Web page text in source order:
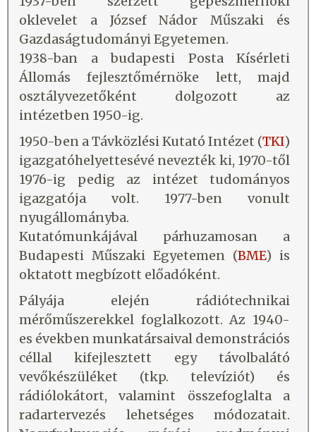
oklevelet a József Nádor Műszaki és
Gazdaságtudományi Egyetemen.
1938-ban a budapesti Posta Kísérleti
Állomás fejlesztőmérnöke lett, majd
osztályvezetőként dolgozott az
intézetben 1950-ig.
1950-ben a Távközlési Kutató Intézet (TKI)
igazgatóhelyettesévé nevezték ki, 1970-től
1976-ig pedig az intézet tudományos
igazgatója volt. 1977-ben vonult
nyugállományba.
Kutatómunkájával párhuzamosan a
Budapesti Műszaki Egyetemen (BME) is
oktatott megbízott előadóként.
Pályája elején rádiótechnikai
mérőműszerekkel foglalkozott. Az 1940-
es években munkatársaival demonstrációs
céllal kifejlesztett egy távolbalátó
vevőkészüléket (tkp. televíziót) és
rádiólokátort, valamint összefoglalta a
radartervezés lehetséges módozatait.